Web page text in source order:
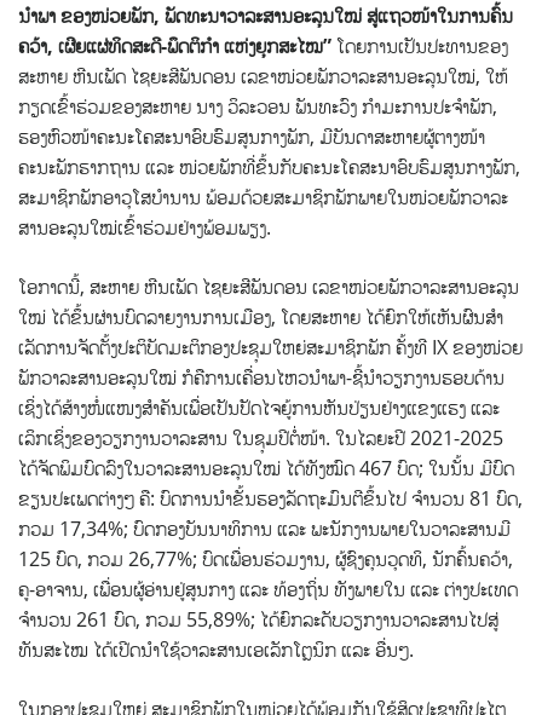
ນຳ​ພາ ​ຂອງ​ໜ່ວຍ​ພັກ, ພັດທະນາວາລະສານອະລຸນໃໝ່ ສູ່ແຖວໜ້າໃນການຄົ້ນ
ຄວ້າ, ເຜີຍແຜ່ທິດສະດີ-ພຶດຕິກຳ ແຫ່ງຍຸກສະໄໝ”ໂດຍການເປັນປະທານຂອງ
ສະຫາຍ ຫີນເພັດ ໄຊຍະສີພັນດອນ ເລຂາໜ່ວຍພັກວາລະສານອະລຸນໃໝ່, ໃຫ້
ກຽດເຂົ້າຮ່ວມຂອງສະຫາຍ ນາງ ວິລະວອນ ພັນທະວົງ ກຳມະການປະຈໍາພັກ,
ຮອງຫົວໜ້າຄະນະໂຄສະນາອົບຮົມສູນກາງພັກ, ມີບັນດາສະຫາຍຜູ້ຕາງໜ້າ
ຄະນະພັກຮາກຖານ ແລະ ໜ່ວຍພັກທີ່ຂຶ້ນກັບຄະນະໂຄສະນາອົບຮົມສູນກາງພັກ,
ສະມາຊິກພັກອາວຸໂສບຳນານ ພ້ອມດ້ວຍສະມາຊິກພັກພາຍໃນໜ່ວຍພັກວາລະ
ສານອະລຸນໃໝ່ເຂົ້າຮ່ວມຢ່າງພ້ອມພຽງ.
ໂອກາດນີ້, ສະຫາຍ ຫີນເພັດ ໄຊຍະສີພັນດອນ ເລຂາໜ່ວຍພັກວາລະສານອະລຸນ
ໃໝ່ ໄດ້ຂຶ້ນຜ່ານບົດລາຍງານການເມືອງ, ໂດຍສະຫາຍ ໄດ້ຍົກໃຫ້ເຫັນຜົນສໍາ
ເລັດການຈັດຕັ້ງປະຕິບັດມະຕິກອງປະຊຸມໃຫຍ່ສະມາຊິກພັກ ຄັ້ງທີ IX ຂອງໜ່ວຍ
ພັກວາລະສານອະລຸນໃໝ່ ກໍຄືການເຄື່ອນໄຫວນໍາພາ-ຊີ້ນໍາວຽກງານຮອບດ້ານ
ເຊິ່ງໄດ້ສ້າງໜໍ່ແໜງສໍາຄັນເພື່ອເປັນປັດໄຈຍູ້ການຫັນປ່ຽນຢ່າງແຂງແຮງ ແລະ
ເລິກເຊິ່ງຂອງວຽກງານວາລະສານ ໃນຊຸມປີຕໍ່ໜ້າ. ໃນໄລຍະປີ 2021-2025
ໄດ້ຈັດພິມບົດລົງໃນວາລະສານອະລຸນໃໝ່ ໄດ້ທັງໝົດ 467 ບົດ; ໃນນັ້ນ ມີບົດ
ຂຽນປະເພດຕ່າງໆ ຄື: ບົດການນໍາຂັ້ນຮອງລັດຖະມົນຕີຂຶ້ນໄປ ຈຳນວນ 81 ບົດ,
ກວມ 17,34%; ບົດກອງບັນນາທິການ ແລະ ພະນັກງານພາຍໃນວາລະສານມີ
125 ບົດ, ກວມ 26,77%; ບົດເພື່ອນຮ່ວມງານ, ຜູ້ຊົງຄຸນວຸດທິ, ນັກຄົ້ນຄວ້າ,
ຄູ-ອາຈານ, ເພື່ອນຜູ້ອ່ານຢູ່ສູນກາງ ແລະ ທ້ອງຖິ່ນ ທັງພາຍໃນ ແລະ ຕ່າງປະເທດ
ຈຳນວນ 261 ບົດ, ກວມ 55,89%; ໄດ້ຍົກລະດັບວຽກງານວາລະສານໄປສູ່
ທັນສະໄໝ ໄດ້ເປີດນຳໃຊ້ວາລະສານເອເລັກໂຕຼນິກ ແລະ ອື່ນໆ.
ໃນກອງປະຊຸມໃຫຍ່ ສະມາຊິກພັກໃນໜ່ວຍໄດ້ພ້ອມກັນໃຊ້ສິດປະຊາທິປະໄຕ